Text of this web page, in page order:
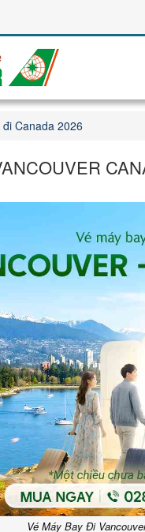
Canada 2026
Vé Máy Bay Đi